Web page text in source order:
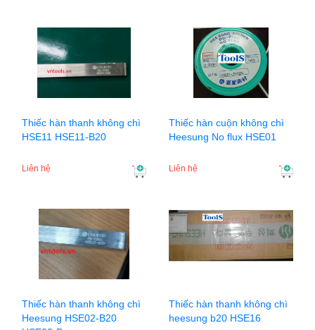
Thiếc hàn thanh không chì
HSE11 HSE11-B20
Liên hệ
Thiếc hàn cuộn không chì
Heesung No flux HSE01
Liên hệ
Thiếc hàn thanh không chì
Heesung HSE02-B20
Thiếc hàn thanh không chì
heesung b20 HSE16